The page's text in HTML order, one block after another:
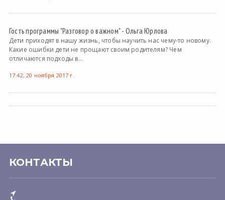
Гость программы "Разговор о важном" - Ольга Юрлова
Дети приходят в нашу жизнь, чтобы научить нас чему-то новому.
Какие ошибки дети не прощают своим родителям? Чем
отличаются подходы в...
17:42, 20 ноября 2017 г.
КОНТАКТЫ